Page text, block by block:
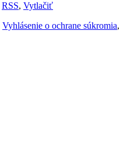
RSS, Vytlačiť
Vyhlásenie o ochrane súkromia,